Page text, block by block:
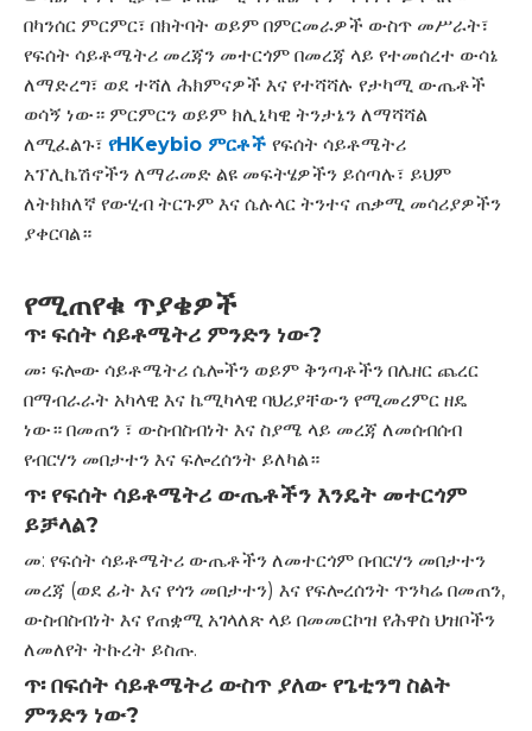
በካንሰር ምርምር፣ በክትባት ወይም በምርመራዎች ውስጥ መሥራት፣
የፍሰት ሳይቶሜትሪ መረጃን መተርጎም በመረጃ ላይ የተመሰረተ ውሳኔ
ለማድረግ፣ ወደ ተሻለ ሕክምናዎች እና የተሻሻሉ የታካሚ ውጤቶች
ወሳኝ ነው። ምርምርን ወይም ክሊኒካዊ ትንታኔን ለማሻሻል
ለሚፈልጉ፣ የHKeybio ምርቶች የፍሰት ሳይቶሜትሪ
አፕሊኬሽኖችን ለማራመድ ልዩ መፍትሄዎችን ይሰጣሉ፣ ይህም
ለትክክለኛ የውሂብ ትርጉም እና ሴሉላር ትንተና ጠቃሚ መሳሪያዎችን
ያቀርባል።
የሚጠየቁ ጥያቄዎች
ጥ፡ ፍሰት ሳይቶሜትሪ ምንድን ነው?
መ፡ ፍሎው ሳይቶሜትሪ ሴሎችን ወይም ቅንጣቶችን በሌዘር ጨረር
በማብራራት አካላዊ እና ኬሚካላዊ ባህሪያቸውን የሚመረምር ዘዴ
ነው። በመጠን ፣ ውስብስብነት እና ስያሜ ላይ መረጃ ለመሰብሰብ
የብርሃን መበታተን እና ፍሎረሰንት ይለካል።
ጥ፡ የፍሰት ሳይቶሜትሪ ውጤቶችን እንዴት መተርጎም
ይቻላል?
መ: የፍሰት ሳይቶሜትሪ ውጤቶችን ለመተርጎም በብርሃን መበታተን
መረጃ (ወደ ፊት እና የጎን መበታተን) እና የፍሎረሰንት ጥንካሬ በመጠን,
ውስብስብነት እና የጠቋሚ አገላለጽ ላይ በመመርኮዝ የሕዋስ ህዝቦችን
ለመለየት ትኩረት ይስጡ.
ጥ፡ በፍሰት ሳይቶሜትሪ ውስጥ ያለው የጌቲንግ ስልት
ምንድን ነው?